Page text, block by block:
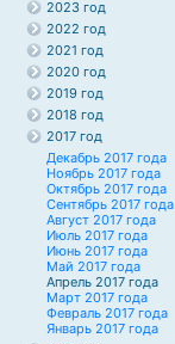
2023 год
2022 год
2021 год
2020 год
2019 год
2018 год
2017 год
Декабрь 2017 года
Ноябрь 2017 года
Октябрь 2017 года
Сентябрь 2017 года
Август 2017 года
Июль 2017 года
Июнь 2017 года
Май 2017 года
Апрель 2017 года
Март 2017 года
Февраль 2017 года
Январь 2017 года